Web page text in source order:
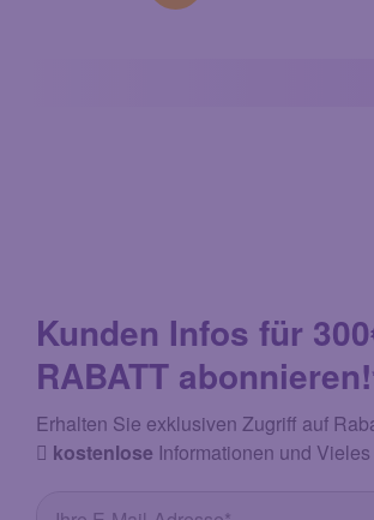
Kunden Infos für
RABATT abonnieren!
Erhalten Sie exklusiven Zugriff auf
kostenlose Informationen und